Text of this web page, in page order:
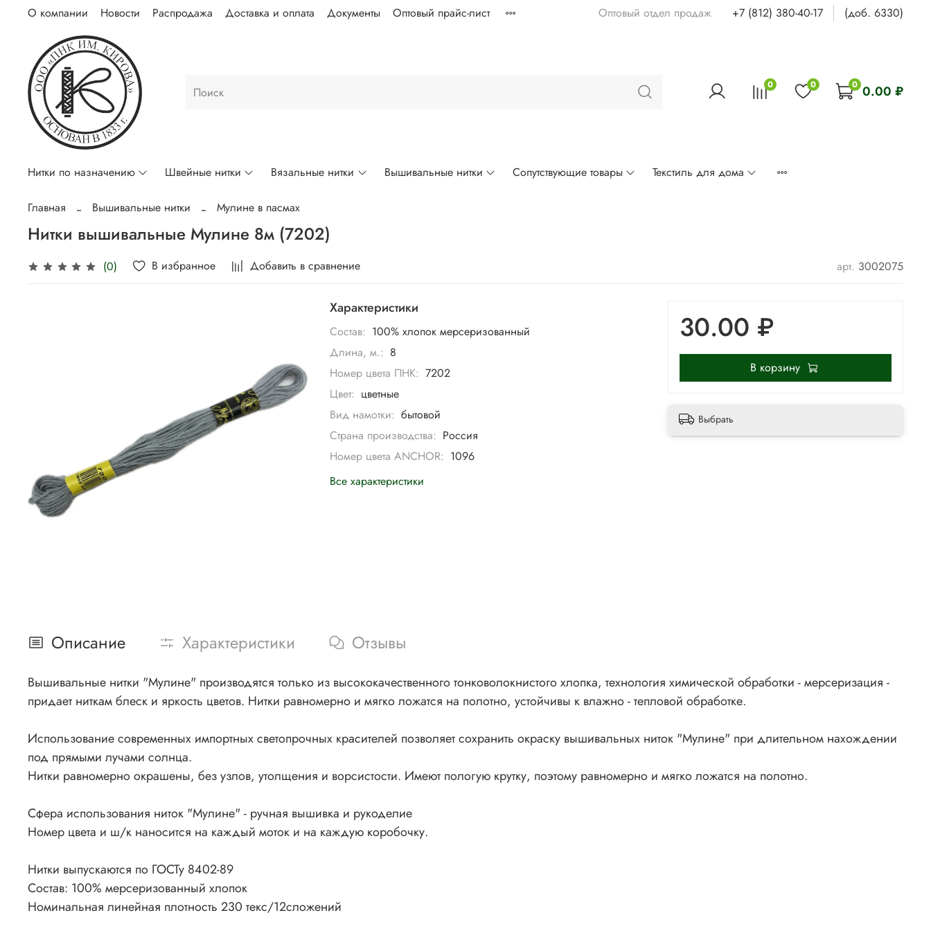
О компании Новости Распродажа Доставка и оплата Документы Оптовый прайс-лист Оптовый отдел продаж +7 (812) 380-40-17 (доб. 6330)
0 0 0 0.00 ₽
Нитки по назначению Швейные нитки Вязальные нитки Вышивальные нитки Сопутствующие товары Текстиль для дома
Главная Вышивальные нитки Мулине в пасмах
Нитки вышивальные Мулине 8м (7202)
(0) В избранное Добавить в сравнение арт. 3002075
Характеристики
Состав: 100% хлопок мерсеризованный
Длина, м.: 8
Номер цвета ПНК: 7202
Цвет: цветные
Вид намотки: бытовой
Страна производства: Россия
Номер цвета ANCHOR: 1096
Все характеристики
30.00 ₽
В корзину
Выбрать
Описание Характеристики Отзывы
Вышивальные нитки "Мулине" производятся только из высококачественного тонковолокнистого хлопка, технология химической обработки - мерсеризация -
придает ниткам блеск и яркость цветов. Нитки равномерно и мягко ложатся на полотно, устойчивы к влажно - тепловой обработке.
Использование современных импортных светопрочных красителей позволяет сохранить окраску вышивальных ниток "Мулине" при длительном нахождении
под прямыми лучами солнца.
Нитки равномерно окрашены, без узлов, утолщения и ворсистости. Имеют пологую крутку, поэтому равномерно и мягко ложатся на полотно.
Сфера использования ниток "Мулине" - ручная вышивка и рукоделие
Номер цвета и ш/к наносится на каждый моток и на каждую коробочку.
Нитки выпускаются по ГОСТу 8402-89
Состав: 100% мерсеризованный хлопок
Номинальная линейная плотность 230 текс/12сложений